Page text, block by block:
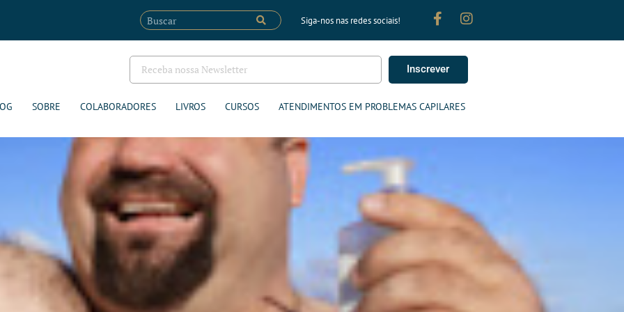
Siga-nos nas redes sociais!
Inscrever
SOBRE COLABORADORES LIVROS CURSOS ATENDIMENTOS EM PROBLEMAS CAPILARES